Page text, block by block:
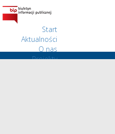
Start
Aktualności
O nas
Projekty